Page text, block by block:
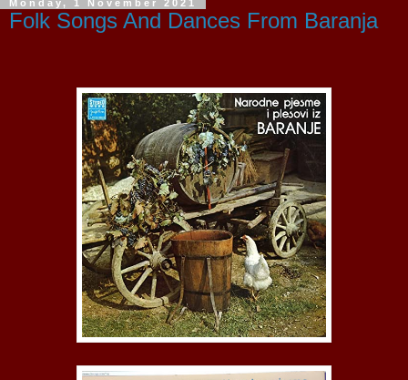
Monday, 1 November 2021
Folk Songs And Dances From Baranja